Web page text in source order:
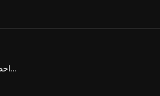
احصل على أخبارنا وعروضنا والمزيد...